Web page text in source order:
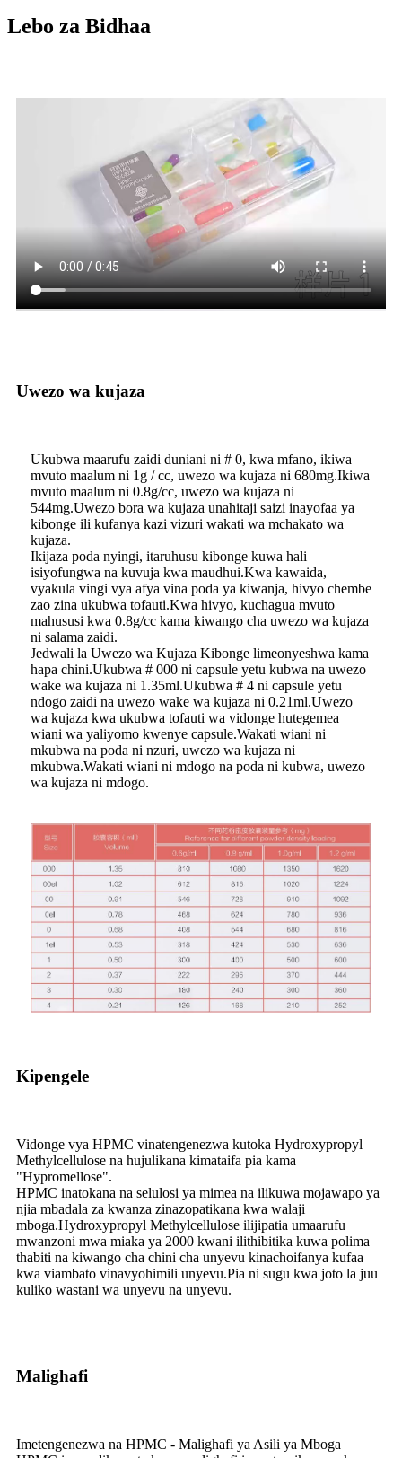
Lebo za Bidhaa
Uwezo wa kujaza
Ukubwa maarufu zaidi duniani ni # 0, kwa mfano, ikiwa
mvuto maalum ni 1g / cc, uwezo wa kujaza ni 680mg.Ikiwa
mvuto maalum ni 0.8g/cc, uwezo wa kujaza ni
544mg.Uwezo bora wa kujaza unahitaji saizi inayofaa ya
kibonge ili kufanya kazi vizuri wakati wa mchakato wa
kujaza.
Ikijaza poda nyingi, itaruhusu kibonge kuwa hali
isiyofungwa na kuvuja kwa maudhui.Kwa kawaida,
vyakula vingi vya afya vina poda ya kiwanja, hivyo chembe
zao zina ukubwa tofauti.Kwa hivyo, kuchagua mvuto
mahususi kwa 0.8g/cc kama kiwango cha uwezo wa kujaza
ni salama zaidi.
Jedwali la Uwezo wa Kujaza Kibonge limeonyeshwa kama
hapa chini.Ukubwa # 000 ni capsule yetu kubwa na uwezo
wake wa kujaza ni 1.35ml.Ukubwa # 4 ni capsule yetu
ndogo zaidi na uwezo wake wa kujaza ni 0.21ml.Uwezo
wa kujaza kwa ukubwa tofauti wa vidonge hutegemea
wiani wa yaliyomo kwenye capsule.Wakati wiani ni
mkubwa na poda ni nzuri, uwezo wa kujaza ni
mkubwa.Wakati wiani ni mdogo na poda ni kubwa, uwezo
wa kujaza ni mdogo.
Kipengele
Vidonge vya HPMC vinatengenezwa kutoka Hydroxypropyl
Methylcellulose na hujulikana kimataifa pia kama
"Hypromellose".
HPMC inatokana na selulosi ya mimea na ilikuwa mojawapo ya
njia mbadala za kwanza zinazopatikana kwa walaji
mboga.Hydroxypropyl Methylcellulose ilijipatia umaarufu
mwanzoni mwa miaka ya 2000 kwani ilithibitika kuwa polima
thabiti na kiwango cha chini cha unyevu kinachoifanya kufaa
kwa viambato vinavyohimili unyevu.Pia ni sugu kwa joto la juu
kuliko wastani wa unyevu na unyevu.
Malighafi
Imetengenezwa na HPMC - Malighafi ya Asili ya Mboga